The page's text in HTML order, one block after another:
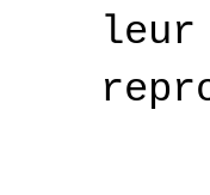
leur